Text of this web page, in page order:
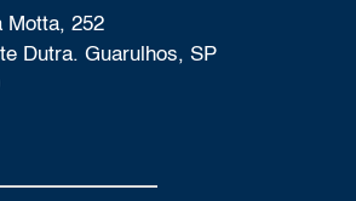
Motta, 252
Dutra. Guarulhos, SP